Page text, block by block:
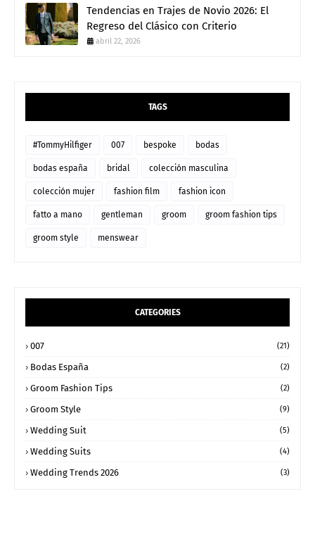
Tendencias en Trajes de Novio 2026: El
Regreso del Clásico con Criterio
abril 22, 2026
TAGS
#TommyHilfiger 007 bespoke bodas
bodas españa bridal colección masculina
colección mujer fashion film fashion icon
fatto a mano gentleman groom groom fashion tips
groom style menswear
CATEGORIES
007 (21)
Bodas España (2)
Groom Fashion Tips (2)
Groom Style (9)
Wedding Suit (5)
Wedding Suits (4)
Wedding Trends 2026 (3)